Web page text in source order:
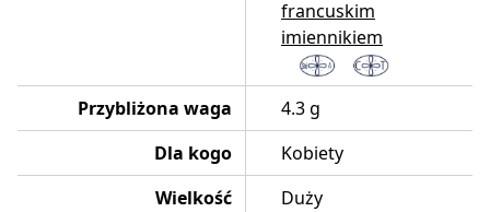
francuskim
imiennikiem
Przybliżona waga
4.3 g
Dla kogo
Kobiety
Wielkość
Duży